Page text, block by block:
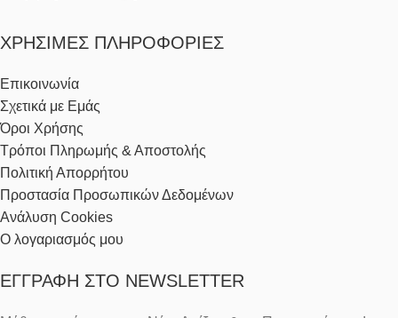
ΧΡΉΣΙΜΕΣ ΠΛΗΡΟΦΟΡΊΕΣ
Επικοινωνία
Σχετικά με Εμάς
Όροι Χρήσης
Τρόποι Πληρωμής & Αποστολής
Πολιτική Απορρήτου
Προστασία Προσωπικών Δεδομένων
Ανάλυση Cookies
Ο λογαριασμός μου
ΕΓΓΡΑΦΉ ΣΤΟ NEWSLETTER